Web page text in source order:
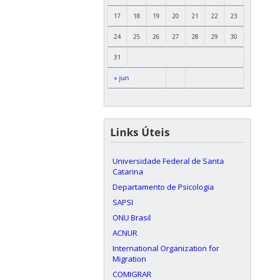
« jun
17 18 19 20 21 22 23
24 25 26 27 28 29 30
31
Links Úteis
Universidade Federal de Santa
Catarina
Departamento de Psicologia
SAPSI
ONU Brasil
ACNUR
International Organization for
Migration
COMIGRAR